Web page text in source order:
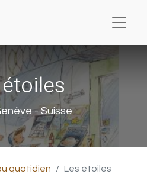
- Suisse
quotidien Les étoiles